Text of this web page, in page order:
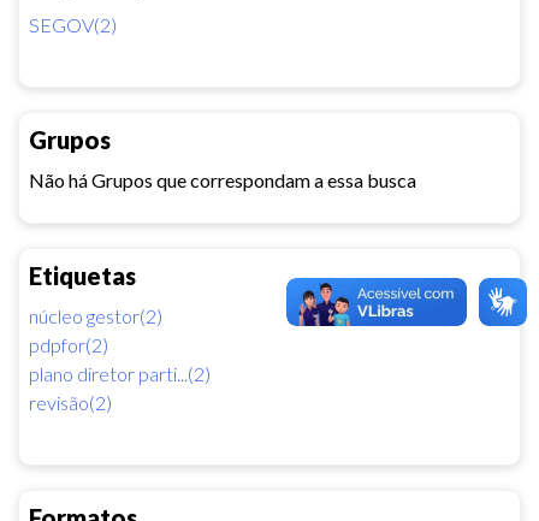
SEGOV(2)
Grupos
Não há Grupos que correspondam a essa busca
Etiquetas
núcleo gestor(2)
pdpfor(2)
plano diretor parti...(2)
revisão(2)